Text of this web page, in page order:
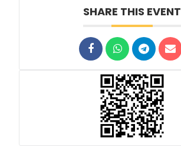
SHARE THIS EVENT